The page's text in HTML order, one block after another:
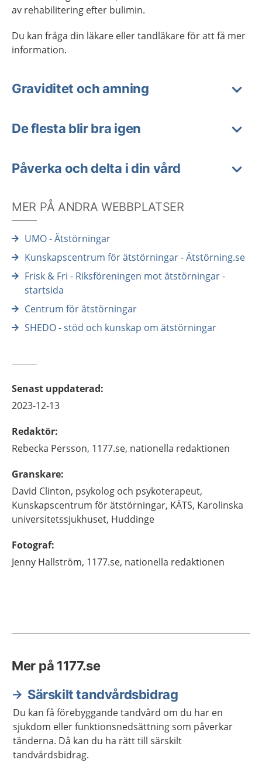
av rehabilitering efter bulimin.
Du kan fråga din läkare eller tandläkare för att få mer
information.
Graviditet och amning
De flesta blir bra igen
Påverka och delta i din vård
MER PÅ ANDRA WEBBPLATSER
UMO - Ätstörningar
Kunskapscentrum för ätstörningar - Ätstörning.se
Frisk & Fri - Riksföreningen mot ätstörningar -
startsida
Centrum för ätstörningar
SHEDO - stöd och kunskap om ätstörningar
Senast uppdaterad:
2023-12-13
Redaktör:
Rebecka Persson, 1177.se, nationella redaktionen
Granskare:
David Clinton, psykolog och psykoterapeut,
Kunskapscentrum för ätstörningar, KÄTS, Karolinska
universitetssjukhuset, Huddinge
Fotograf:
Jenny Hallström, 1177.se, nationella redaktionen
Mer på 1177.se
Särskilt tandvårdsbidrag
Du kan få förebyggande tandvård om du har en
sjukdom eller funktionsnedsättning som påverkar
tänderna. Då kan du ha rätt till särskilt
tandvårdsbidrag.